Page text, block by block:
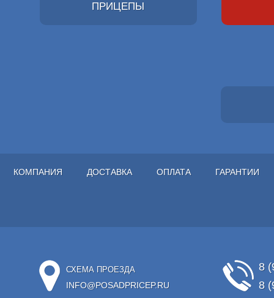
ПРИЦЕПЫ
КОМПАНИЯ ДОСТАВКА ОПЛАТА ГАРАНТИИ
СХЕМА ПРОЕЗДА
INFO@POSADPRICEP.RU
8
8